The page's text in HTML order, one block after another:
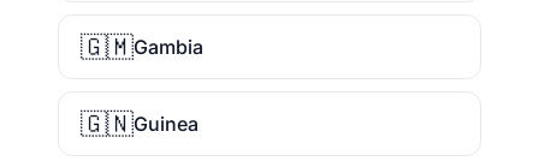
🇬🇲Gambia
🇬🇳Guinea